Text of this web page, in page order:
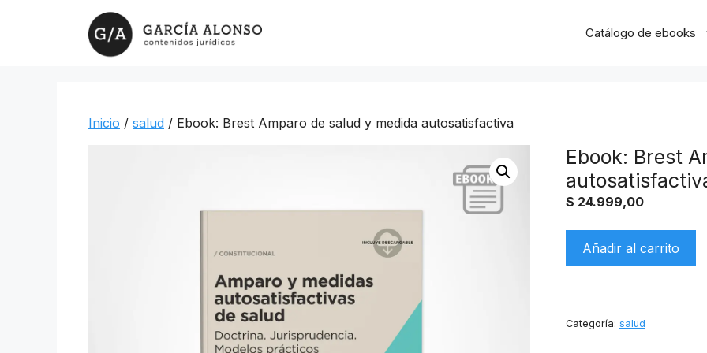
Catálogo de ebooks
Inicio / salud / Ebook: Brest Amparo de salud y medida autosatisfactiva
Ebook: Brest
$ 24.999,00
Brest
de
Añadir al carrito
Categoría: salud